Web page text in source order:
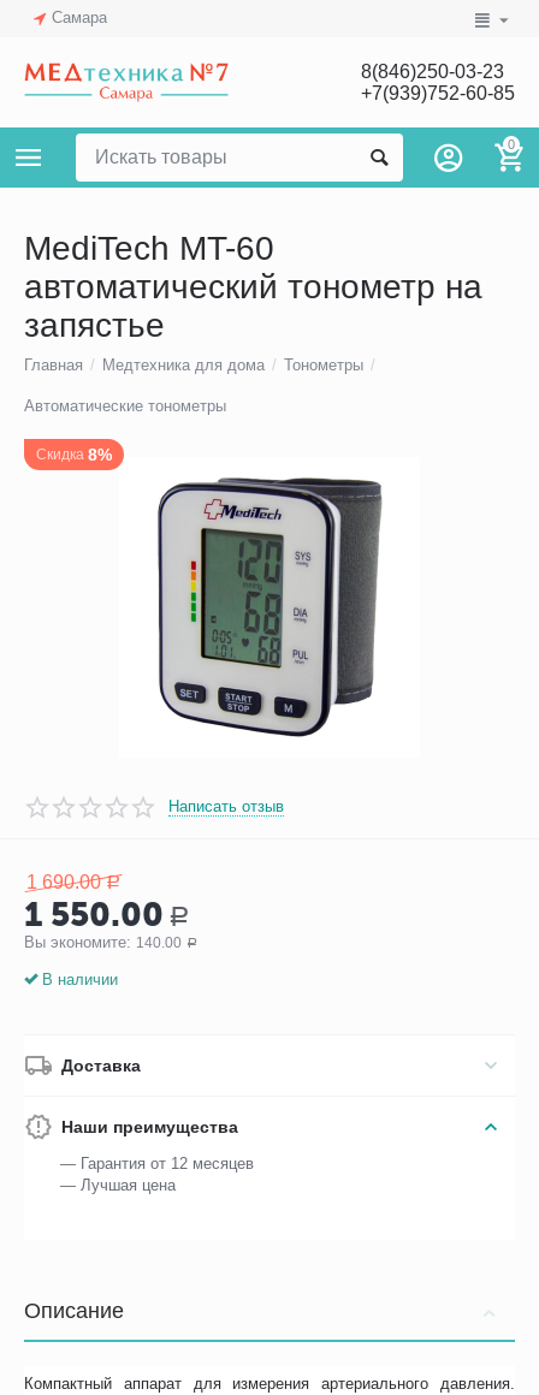
Самара
8(846)250-03-23
+7(939)752-60-85
0
MediTech MT-60
автоматический тонометр на
запястье
Главная / Медтехника для дома / Тонометры /
Автоматические тонометры
Скидка 8%
Написать отзыв
1 690.00 Р
1 550.00 Р
Вы экономите: 140.00 Р
В наличии
Доставка
Наши преимущества
— Гарантия от 12 месяцев
— Лучшая цена
Описание
Компактный аппарат для измерения артериального давления.